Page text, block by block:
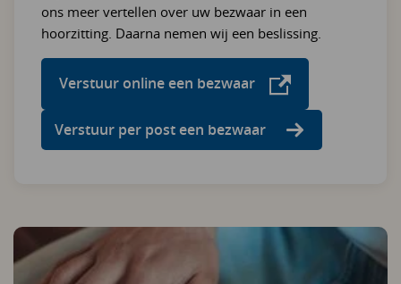
ons meer vertellen over uw bezwaar in een
hoorzitting. Daarna nemen wij een beslissing.
Verstuur online een bezwaar
Verstuur per post een bezwaar